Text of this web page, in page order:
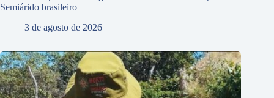
Semiárido brasileiro
3 de agosto de 2026